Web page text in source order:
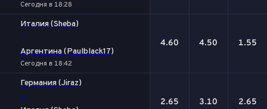
Сегодня в 18:28
Италия (Sheba)
-
Аргентина (Paulblack17)
Сегодня в 18:42
4.60 4.50 1.55
Германия (Jiraz)
- 2.65 3.10 2.65